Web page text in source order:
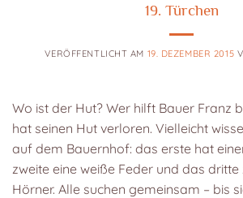
19. Türchen
VERÖFFENTLICHT AM 19. DEZEMBER 2015
Wo ist der Hut? Wer hilft Bauer Franz
hat seinen Hut verloren. Vielleicht
auf dem Bauernhof: das erste hat
zweite eine weiße Feder und das dritte
Hörner. Alle suchen gemeinsam – bis